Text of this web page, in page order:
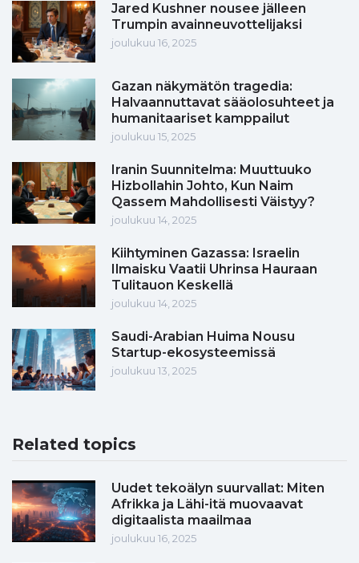
Jared Kushner nousee jälleen
Trumpin avainneuvottelijaksi
joulukuu 16, 2025
Gazan näkymätön tragedia:
Halvaannuttavat sääolosuhteet ja
humanitaariset kamppailut
joulukuu 15, 2025
Iranin Suunnitelma: Muuttuuko
Hizbollahin Johto, Kun Naim
Qassem Mahdollisesti Väistyy?
joulukuu 14, 2025
Kiihtyminen Gazassa: Israelin
Ilmaisku Vaatii Uhrinsa Hauraan
Tulitauon Keskellä
joulukuu 14, 2025
Saudi-Arabian Huima Nousu
Startup-ekosysteemissä
joulukuu 13, 2025
Related topics
Uudet tekoälyn suurvallat: Miten
Afrikka ja Lähi-itä muovaavat
digitaalista maailmaa
joulukuu 16, 2025